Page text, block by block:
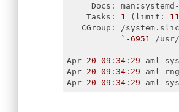
Docs:
    Tasks:
1 (limit:
CGroup: /
           `
-6951 /usr/
Apr 20 09 : 34: 29 aml
Apr 20 09 : 34: 29 aml
Apr 20 09 : 34: 29 aml